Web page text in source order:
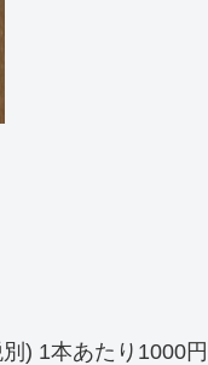
) 1本あたり1000円